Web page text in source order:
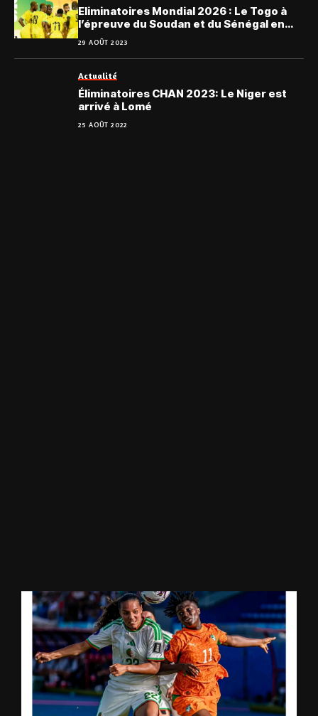
Eliminatoires Mondial 2026 : Le Togo à
l’épreuve du Soudan et du Sénégal en
novembre
29 AOÛT 2023
Actualité
Éliminatoires CHAN 2023: Le Niger est
arrivé à Lomé
25 AOÛT 2022